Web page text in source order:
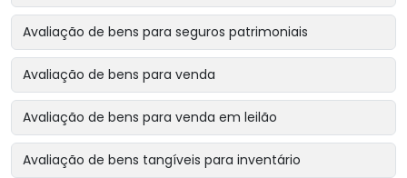
Avaliação de bens para seguros patrimoniais
Avaliação de bens para venda
Avaliação de bens para venda em leilão
Avaliação de bens tangíveis para inventário